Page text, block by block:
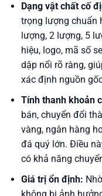
Dạng vật chất cố
trọng lượng chuẩn
lượng, 2 lượng, 5
hiệu, logo, mã số
dập nổi rõ ràng,
xác định nguồn
Tính thanh khoản
bán, chuyển đổi
vàng, ngân hàng
đá quý lớn. Điều
có khả năng
Giá trị ổn định:
không bị ảnh